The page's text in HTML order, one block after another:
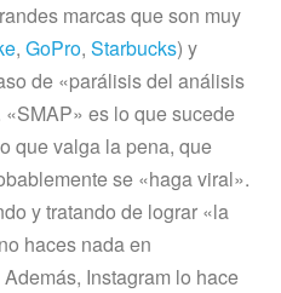
marcas que son muy
, GoPro, Starbucks) y
de «parálisis del análisis
es lo que sucede
que valga la pena, que
se «haga viral».
y tratando de lograr «la
haces nada en
Instagram lo hace